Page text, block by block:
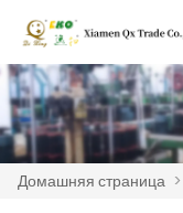
Домашняя страница >